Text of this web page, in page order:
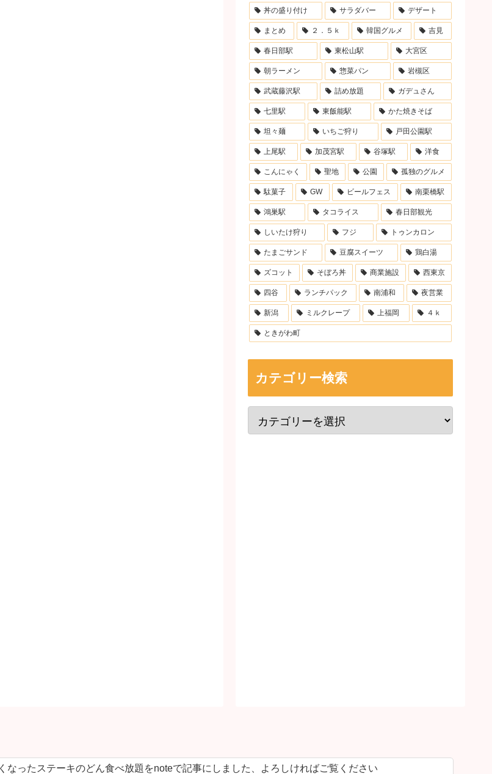
丼の盛り付け サラダバー デザート
まとめ ２．５ｋ 韓国グルメ 吉見
春日部駅 東松山駅 大宮区
朝ラーメン 惣菜パン 岩槻区
武蔵藤沢駅 詰め放題 ガデュさん
七里駅 東飯能駅 かた焼きそば
坦々麺 いちご狩り 戸田公園駅
上尾駅 加茂宮駅 谷塚駅 洋食
こんにゃく 聖地 公園 孤独のグルメ
駄菓子 GW ビールフェス 南栗橋駅
鴻巣駅 タコライス 春日部観光
しいたけ狩り フジ トゥンカロン
たまごサンド 豆腐スイーツ 鶏白湯
ズコット そぼろ丼 商業施設 西東京
四谷 ランチパック 南浦和 夜営業
新潟 ミルクレープ 上福岡 ４ｋ
ときがわ町
カテゴリー検索
ったステーキのどん食べ放題をnoteで記事にしました、よろしければご覧ください